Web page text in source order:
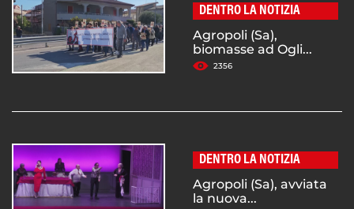
DENTRO LA NOTIZIA
Agropoli (Sa),
biomasse ad Ogli...
2356
DENTRO LA NOTIZIA
Agropoli (Sa), avviata
la nuova...